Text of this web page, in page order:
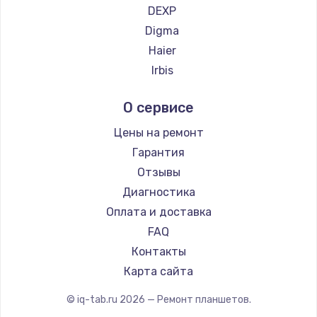
1200 руб.
Заказать
Ремонт платы блока питания
Заказать
Тюнинг динамиков
4900 руб.
Заказать
Ремонт криптомодуля
1100 руб.
Заказать
DEXP
Digma
Haier
Irbis
Microsoft
BlackView
Amazon
Aquarius
Philips
Dell
HP
Getac
ZTE
О сервисе
Цены на ремонт
Гарантия
Отзывы
Диагностика
Оплата и доставка
FAQ
Контакты
Карта сайта
© iq-tab.ru 2026 — Ремонт планшетов.